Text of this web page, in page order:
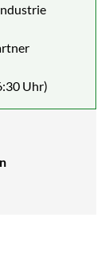
Uhr)